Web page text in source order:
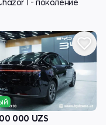
I - поколение
000 UZS